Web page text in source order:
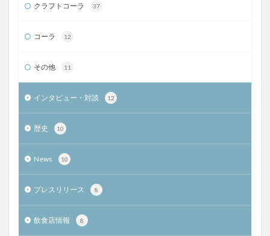
クラフトコーラ 37
コーラ 12
その他 11
インタビュー・対談 12
歴史 10
News 10
プレスリリース 8
飲食店情報 8